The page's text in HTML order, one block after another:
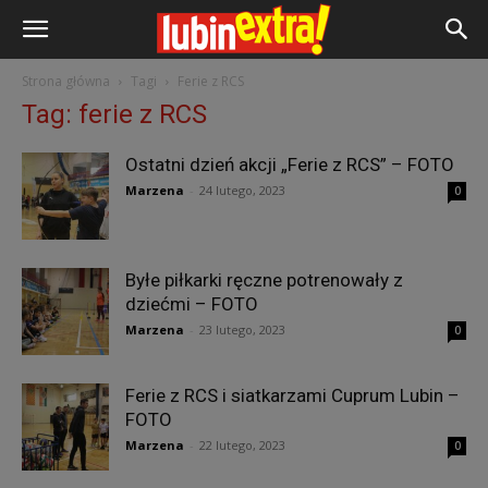
Strona główna Tagi Ferie z RCS
Tag: ferie z RCS
Ostatni dzień akcji „Ferie z RCS” – FOTO
Marzena 24 lutego, 2023 0
Byłe piłkarki ręczne potrenowały z
dziećmi – FOTO
Marzena 23 lutego, 2023 0
Ferie z RCS i siatkarzami Cuprum Lubin –
FOTO
Marzena 22 lutego, 2023 0